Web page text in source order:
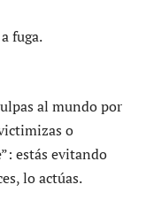
fuga.
al mundo por
o
estás evitando
lo actúas.